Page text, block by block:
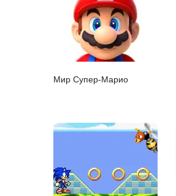
Мир Супер-Марио